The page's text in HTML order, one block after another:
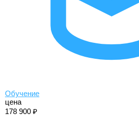
Обучение
цена
178 900